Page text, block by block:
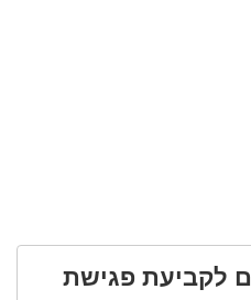
לקביעת פגישת